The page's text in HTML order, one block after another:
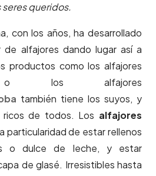
queridos.
con los años, ha desarrollado
de alfajores dando lugar así a
productos como los alfajores
o los alfajores
también tiene los suyos, y
ricos de todos. Los alfajores
particularidad de estar rellenos
o dulce de leche, y estar
de glasé. Irresistibles hasta